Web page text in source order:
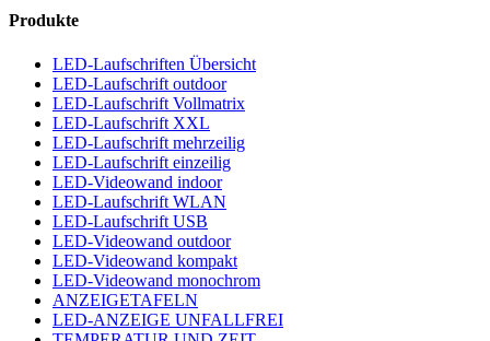
Produkte
LED-Laufschriften Übersicht
LED-Laufschrift outdoor
LED-Laufschrift Vollmatrix
LED-Laufschrift XXL
LED-Laufschrift mehrzeilig
LED-Laufschrift einzeilig
LED-Videowand indoor
LED-Laufschrift WLAN
LED-Laufschrift USB
LED-Videowand outdoor
LED-Videowand kompakt
LED-Videowand monochrom
ANZEIGETAFELN
LED-ANZEIGE UNFALLFREI